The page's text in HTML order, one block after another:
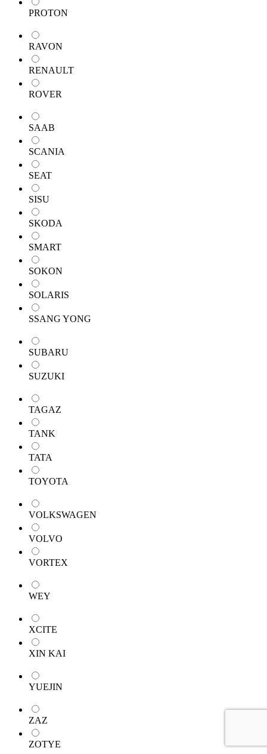
PROTON
RAVON
RENAULT
ROVER
SAAB
SCANIA
SEAT
SISU
SKODA
SMART
SOKON
SOLARIS
SSANG YONG
SUBARU
SUZUKI
TAGAZ
TANK
TATA
TOYOTA
VOLKSWAGEN
VOLVO
VORTEX
WEY
XCITE
XIN KAI
YUEJIN
ZAZ
ZOTYE